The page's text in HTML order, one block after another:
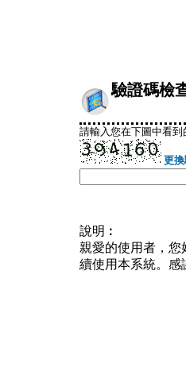
驗證碼檢
請輸入您在下圖中看
更
說明︰
親愛的使用者，
續使用本系統。感